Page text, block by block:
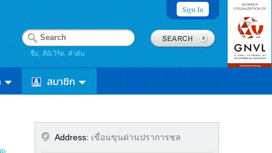
Sign In
ชื่อ, คีย์เวิร์ด, คำค้น
สมาชิก
Address: เขื่อนขุนด่านปราการชล